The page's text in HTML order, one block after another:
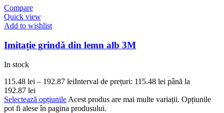
Compare
Quick view
Add to wishlist
Imitație grindă din lemn alb 3M
In stock
115.48 lei – 192.87 leiInterval de prețuri: 115.48 lei până la
192.87 lei
Selectează opțiunile Acest produs are mai multe variații. Opțiunile
pot fi alese în pagina produsului.